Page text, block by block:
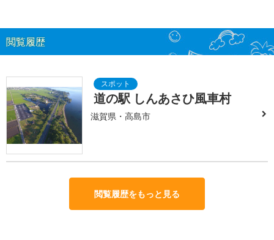
閲覧履歴
道の駅 しんあさひ風車村
滋賀県・高島市
閲覧履歴をもっと見る